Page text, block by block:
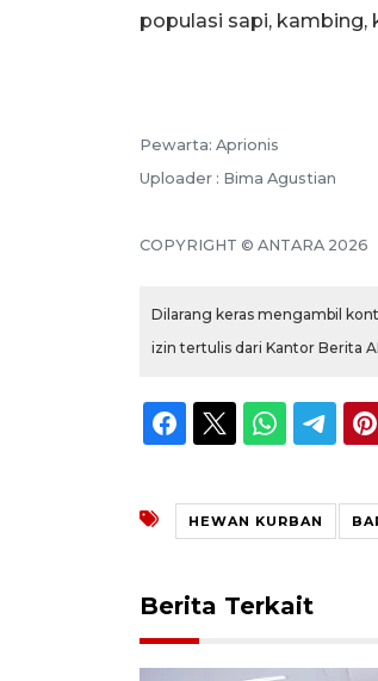
populasi sapi, kambing,
Pewarta: Aprionis
Uploader : Bima Agustian
COPYRIGHT © ANTARA 2026
Dilarang keras mengambil
izin tertulis dari Kantor Berita
HEWAN KURBAN
Berita Terkait